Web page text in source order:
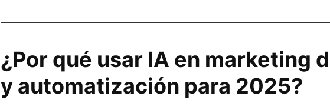
¿Por qué usar IA en marketing
y automatización para 2025?